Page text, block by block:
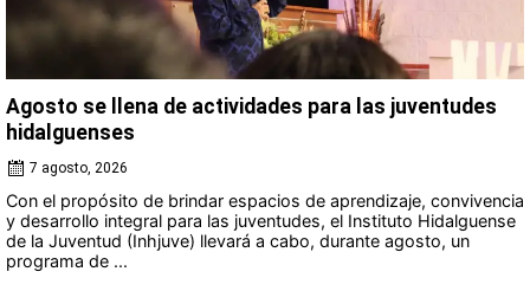
Agosto se llena de actividades para las juventudes
hidalguenses
7 agosto, 2026
Con el propósito de brindar espacios de aprendizaje, convivencia
y desarrollo integral para las juventudes, el Instituto Hidalguense
de la Juventud (Inhjuve) llevará a cabo, durante agosto, un
programa de ...